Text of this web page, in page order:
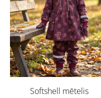
Softshell mētelis